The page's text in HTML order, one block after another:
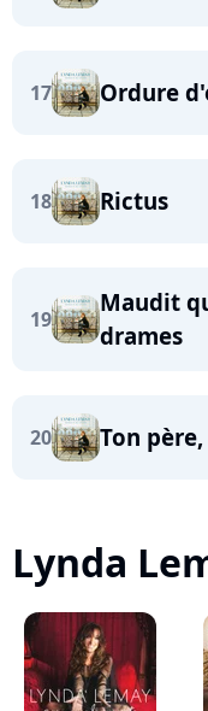
17 Ordure
18 Rictus
19
Maudit
drames
20 Ton
Lynda